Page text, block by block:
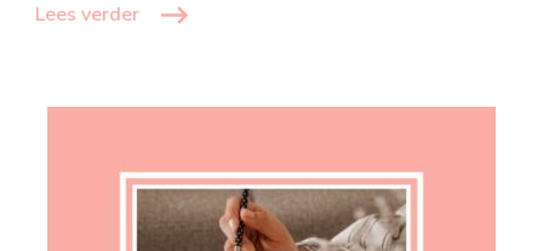
Lees verder